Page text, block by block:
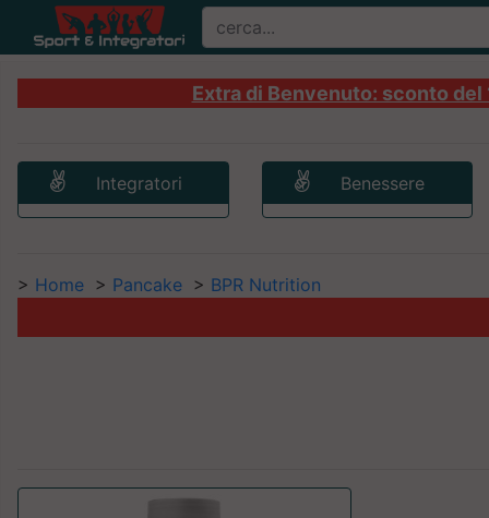
Extra di Benvenuto: sconto
Integratori Benessere
> Home > Pancake > BPR Nutrition